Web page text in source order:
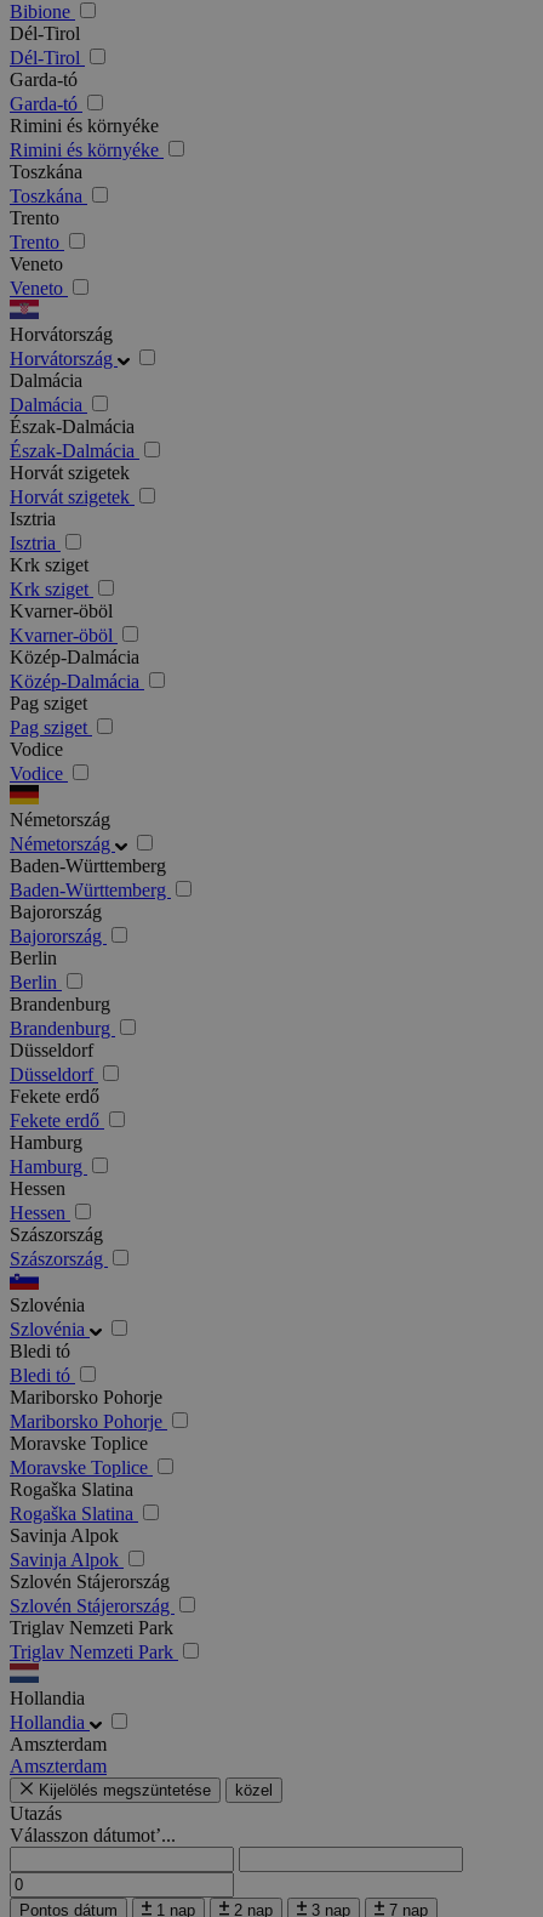
Bibione
Dél-Tirol
Dél-Tirol
Garda-tó
Garda-tó
Rimini és környéke
Rimini és környéke
Toszkána
Toszkána
Trento
Trento
Veneto
Veneto
Horvátország
Horvátország
Dalmácia
Dalmácia
Észak-Dalmácia
Észak-Dalmácia
Horvát szigetek
Horvát szigetek
Isztria
Isztria
Krk sziget
Krk sziget
Kvarner-öböl
Kvarner-öböl
Közép-Dalmácia
Közép-Dalmácia
Pag sziget
Pag sziget
Vodice
Vodice
Németország
Németország
Baden-Württemberg
Baden-Württemberg
Bajorország
Bajorország
Berlin
Berlin
Brandenburg
Brandenburg
Düsseldorf
Düsseldorf
Fekete erdő
Fekete erdő
Hamburg
Hamburg
Hessen
Hessen
Szászország
Szászország
Szlovénia
Szlovénia
Bledi tó
Bledi tó
Mariborsko Pohorje
Mariborsko Pohorje
Moravske Toplice
Moravske Toplice
Rogaška Slatina
Rogaška Slatina
Savinja Alpok
Savinja Alpok
Szlovén Stájerország
Szlovén Stájerország
Triglav Nemzeti Park
Triglav Nemzeti Park
Hollandia
Hollandia
Amszterdam
Amszterdam
Kijelölés megszüntetése közel
Utazás
Válasszon dátumot’...
Pontos dátum 1 nap 2 nap 3 nap 7 nap